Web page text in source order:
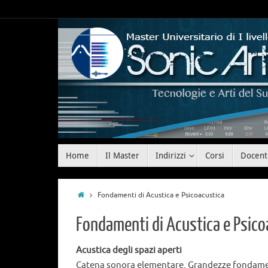
Home Il Master Indirizzi Corsi
Fondamenti di Acustica e Psicoacustica
Fondamenti di Acustica e
Acustica degli spazi aperti
Catena sonora elementare. Grandezze